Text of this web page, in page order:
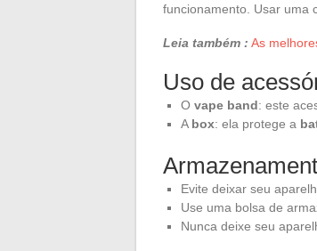
funcionamento. Usar uma
Leia também : As
Uso de
O vape band: este
A box: ela protege a
Evite deixar seu
Use uma bolsa de
Nunca deixe seu